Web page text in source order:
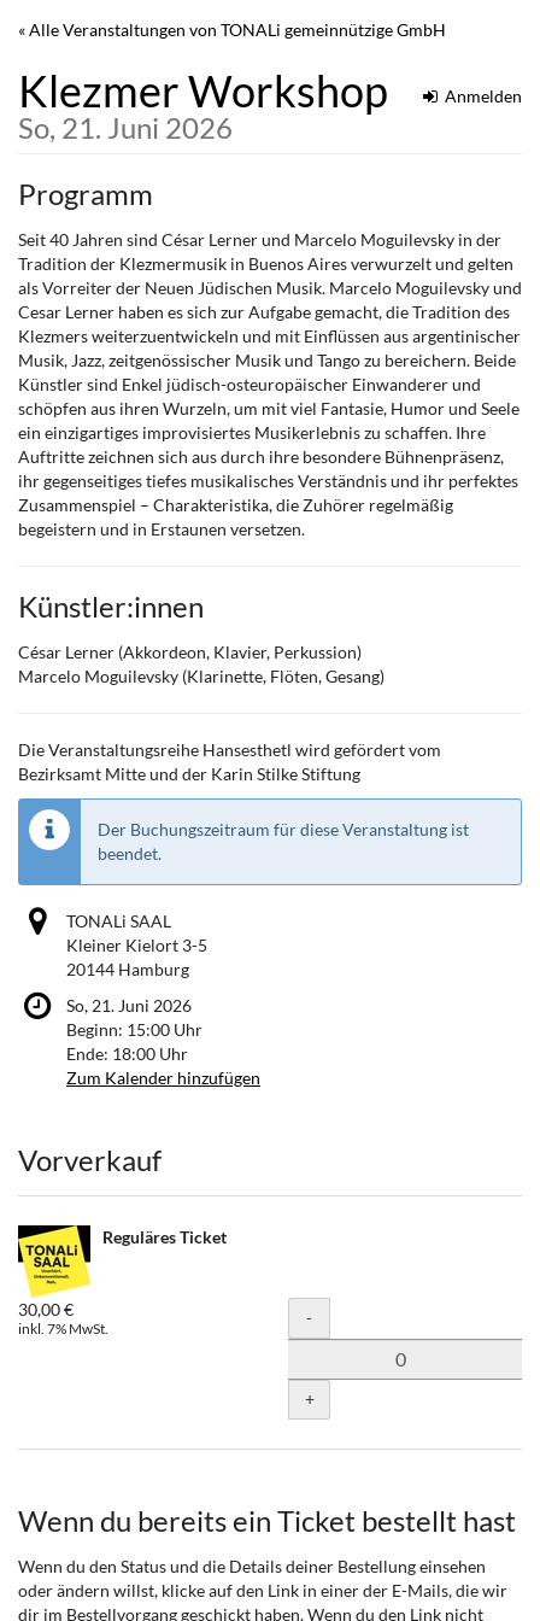
Zum
Inhalt
springen
« Alle Veranstaltungen von TONALi gemeinnützige GmbH
Klezmer Workshop
So, 21. Juni 2026
Anmelden
Programm
Seit 40 Jahren sind César Lerner und Marcelo Moguilevsky in der
Tradition der Klezmermusik in Buenos Aires verwurzelt und gelten
als Vorreiter der Neuen Jüdischen Musik. Marcelo Moguilevsky und
Cesar Lerner haben es sich zur Aufgabe gemacht, die Tradition des
Klezmers weiterzuentwickeln und mit Einflüssen aus argentinischer
Musik, Jazz, zeitgenössischer Musik und Tango zu bereichern. Beide
Künstler sind Enkel jüdisch-osteuropäischer Einwanderer und
schöpfen aus ihren Wurzeln, um mit viel Fantasie, Humor und Seele
ein einzigartiges improvisiertes Musikerlebnis zu schaffen. Ihre
Auftritte zeichnen sich aus durch ihre besondere Bühnenpräsenz,
ihr gegenseitiges tiefes musikalisches Verständnis und ihr perfektes
Zusammenspiel – Charakteristika, die Zuhörer regelmäßig
begeistern und in Erstaunen versetzen.
Künstler:innen
César Lerner (Akkordeon, Klavier, Perkussion)
Marcelo Moguilevsky (Klarinette, Flöten, Gesang)
Die Veranstaltungsreihe Hansesthetl wird gefördert vom
Bezirksamt Mitte und der Karin Stilke Stiftung
Der Buchungszeitraum für diese Veranstaltung ist
beendet.
TONALi SAAL
Kleiner Kielort 3-5
20144 Hamburg
So, 21. Juni 2026
Beginn: 15:00 Uhr
Ende: 18:00 Uhr
Zum Kalender hinzufügen
Produkte
Vorverkauf
Reguläres Ticket
30,00 €
inkl. 7% MwSt. Menge
-
+
Wenn du bereits ein Ticket bestellt hast
Wenn du den Status und die Details deiner Bestellung einsehen
oder ändern willst, klicke auf den Link in einer der E-Mails, die wir
dir im Bestellvorgang geschickt haben. Wenn du den Link nicht